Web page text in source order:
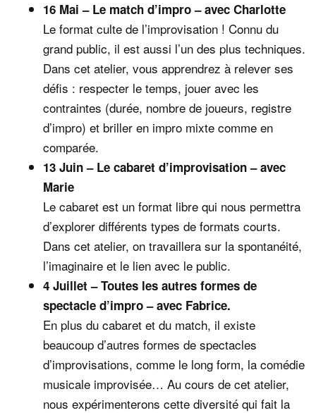
16 Mai – Le match d’impro – avec Charlotte
Le format culte de l’improvisation ! Connu du
grand public, il est aussi l’un des plus techniques.
Dans cet atelier, vous apprendrez à relever ses
défis : respecter le temps, jouer avec les
contraintes (durée, nombre de joueurs, registre
d’impro) et briller en impro mixte comme en
comparée.
13 Juin – Le cabaret d’improvisation – avec
Marie
Le cabaret est un format libre qui nous permettra
d’explorer différents types de formats courts.
Dans cet atelier, on travaillera sur la spontanéité,
l’imaginaire et le lien avec le public.
4 Juillet – Toutes les autres formes de
spectacle d’impro – avec Fabrice.
En plus du cabaret et du match, il existe
beaucoup d’autres formes de spectacles
d’improvisations, comme le long form, la comédie
musicale improvisée… Au cours de cet atelier,
nous expérimenterons cette diversité qui fait la